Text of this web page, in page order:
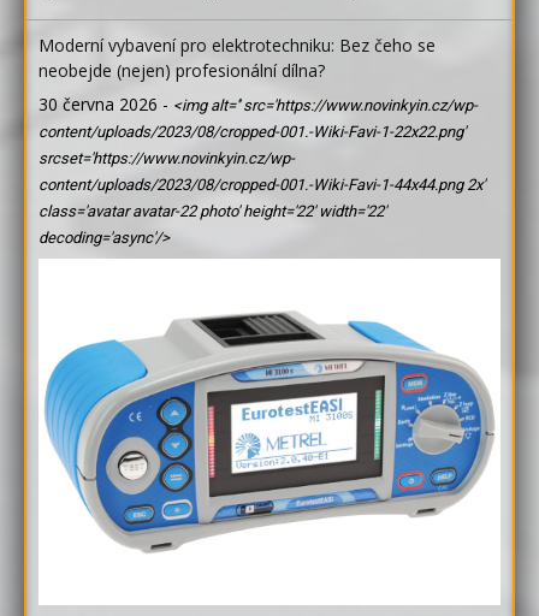
Moderní vybavení pro elektrotechniku: Bez čeho se
neobejde (nejen) profesionální dílna?
30 června 2026 - <img alt='' src='https://www.novinkyin.cz/wp-
content/uploads/2023/08/cropped-001.-Wiki-Favi-1-22x22.png'
srcset='https://www.novinkyin.cz/wp-
content/uploads/2023/08/cropped-001.-Wiki-Favi-1-44x44.png 2x'
class='avatar avatar-22 photo' height='22' width='22'
decoding='async'/>